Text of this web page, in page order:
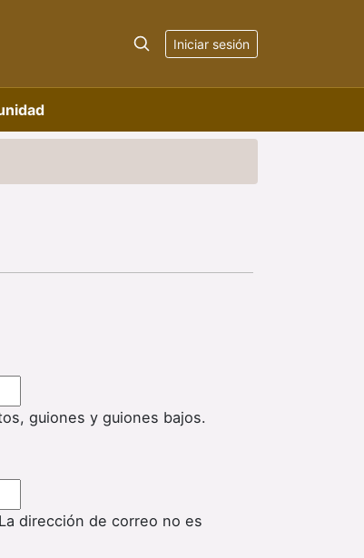
Iniciar sesión
guiones y guiones bajos.
dirección de correo no es